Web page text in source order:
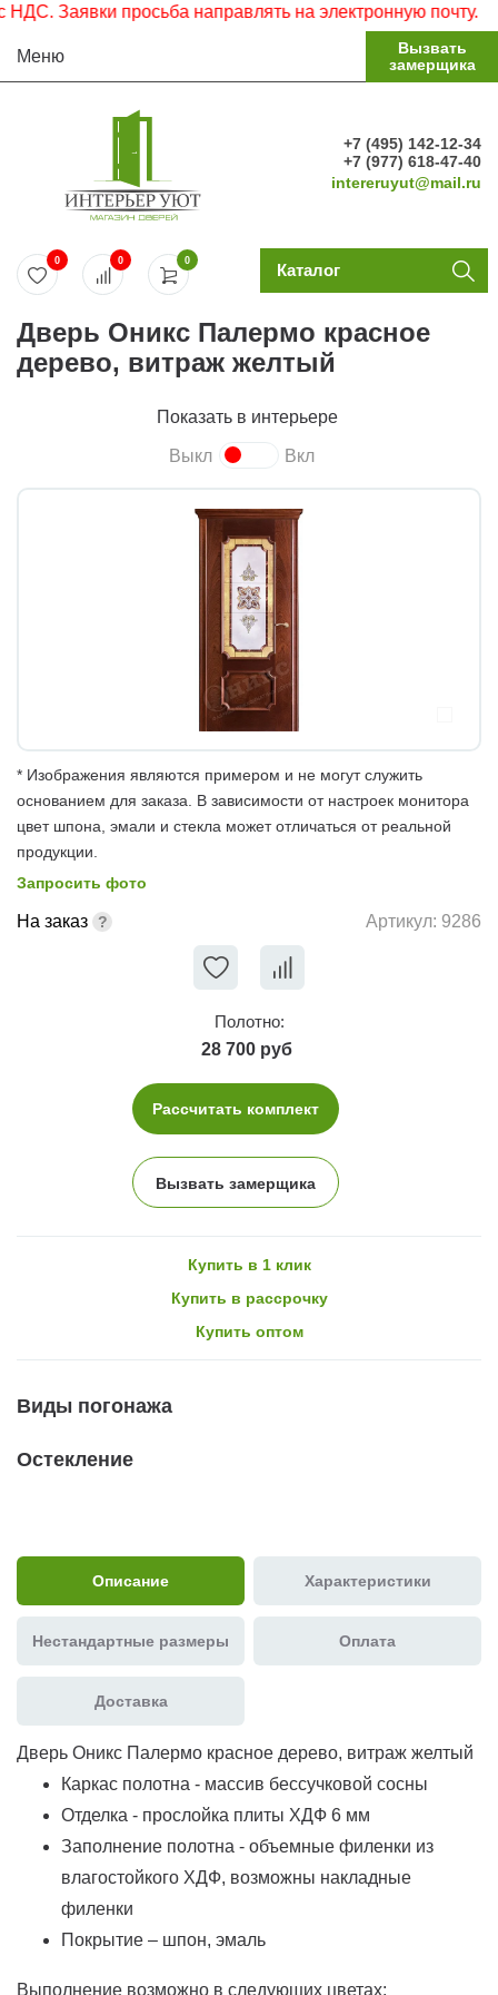
Заявки просьба направлять на электронную почту.
Меню
Вызвать
замерщика
+7 (495) 142-12-34
+7 (977) 618-47-40
intereruyut@mail.ru
0
0 0 Каталог
Дверь Оникс Палермо красное
дерево, витраж желтый
Показать в интерьере
Выкл Вкл
* Изображения являются примером и не могут служить
основанием для заказа. В зависимости от настроек монитора
цвет шпона, эмали и стекла может отличаться от реальной
продукции.
Запросить фото
На заказ Артикул: 9286
Полотно:
28 700 руб
Рассчитать комплект
Вызвать замерщика
Купить в 1 клик
Купить в рассрочку
Купить оптом
Виды погонажа
Остекление
Описание Характеристики
Нестандартные размеры Оплата
Доставка
Дверь Оникс Палермо красное дерево, витраж желтый
Каркас полотна - массив бессучковой сосны
Отделка - прослойка плиты ХДФ 6 мм
Заполнение полотна - объемные филенки из
влагостойкого ХДФ, возможны накладные
филенки
Покрытие – шпон, эмаль
Выполнение возможно в следующих цветах: